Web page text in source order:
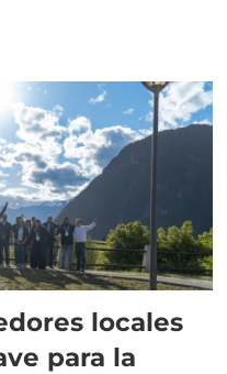
locales
para la